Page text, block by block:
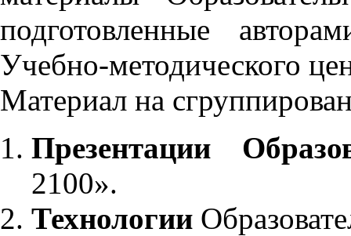
подготовленные
Учебно-методического
Материал на
Презентации
2100».
Технологии